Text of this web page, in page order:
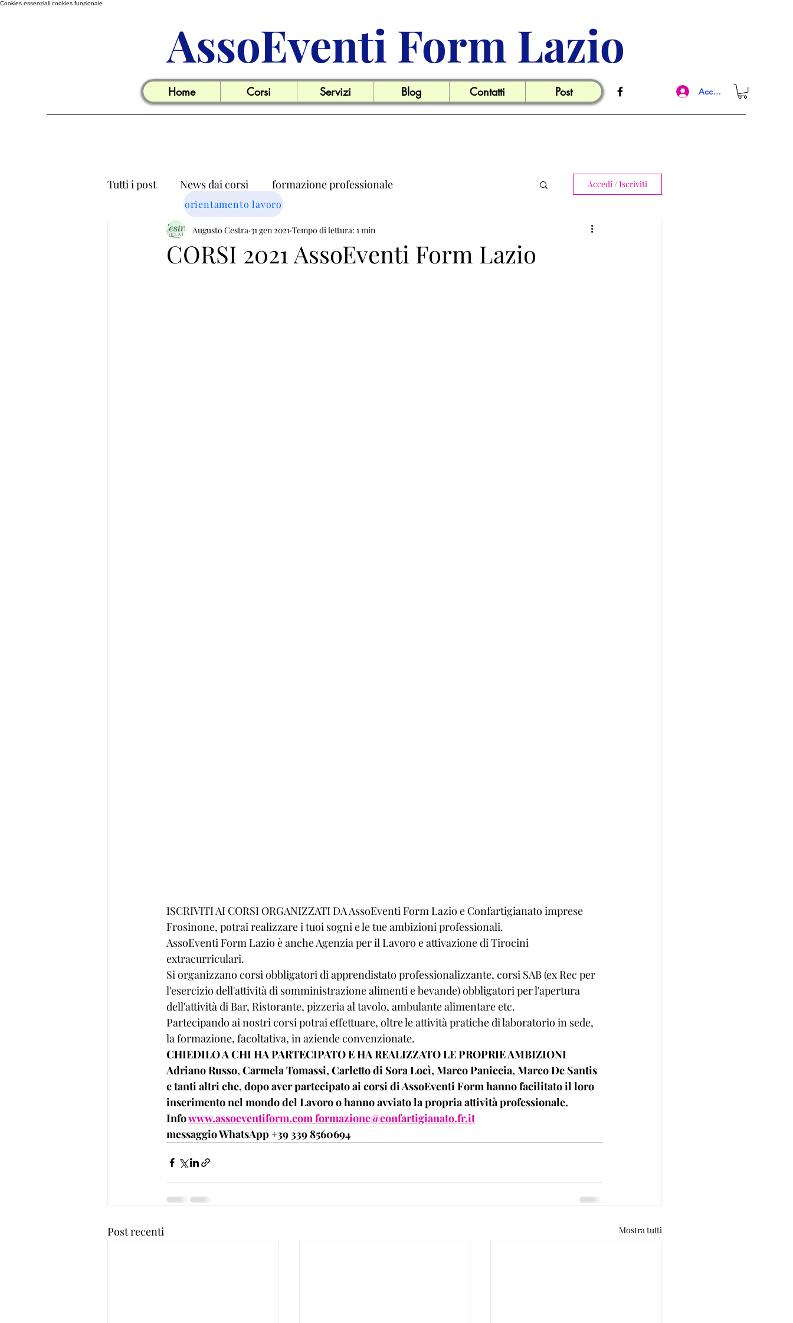
Cookies essenziali cookies funzionale
Home Corsi Servizi Blog Contatti Post Accedi
AssoEventi Form Lazio
Tutti i post News dai corsi formazione professionale
Informazioni utili per il lavoro Offerte di lavoro
Accedi / Iscriviti
CORSI 2021 AssoEventi Form Lazio
Augusto Cestra 31 gen 2021 Tempo di lettura: 1 min
ISCRIVITI AI CORSI ORGANIZZATI DA AssoEventi Form Lazio e Confartigianato imprese
Frosinone, potrai realizzare i tuoi sogni e le tue ambizioni professionali.
AssoEventi Form Lazio è anche Agenzia per il Lavoro e attivazione di Tirocini
extracurriculari.
Si organizzano corsi obbligatori di apprendistato professionalizzante, corsi SAB (ex Rec per
l'esercizio dell'attività di somministrazione alimenti e bevande) obbligatori per l'apertura
dell'attività di Bar, Ristorante, pizzeria al tavolo, ambulante alimentare etc.
Partecipando ai nostri corsi potrai effettuare, oltre le attività pratiche di laboratorio in sede,
la formazione, facoltativa, in aziende convenzionate.
CHIEDILO A CHI HA PARTECIPATO E HA REALIZZATO LE PROPRIE AMBIZIONI
Adriano Russo, Carmela Tomassi, Carletto di Sora Locì, Marco Paniccia, Marco De Santis
e tanti altri che, dopo aver partecipato ai corsi di AssoEventi Form hanno facilitato il loro
inserimento nel mondo del Lavoro o hanno avviato la propria attività professionale.
Info www.assoeventiform.comformazione@confartigianato.fr.it
messaggio WhatsApp +39 339 8560694
Post recenti Mostra tutti
orientamento lavoro